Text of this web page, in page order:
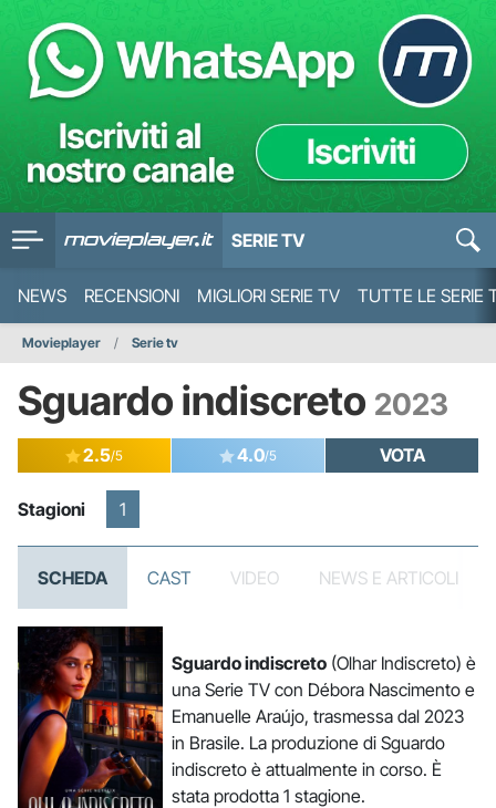
SERIE TV
NEWS RECENSIONI MIGLIORI SERIE TV TUTTE LE SERIE
Movieplayer Serie tv
Sguardo indiscreto 2023
2.5/5 4.0/5 VOTA
Stagioni 1
SCHEDA CAST VIDEO NEWS E ARTICOLI
Sguardo indiscreto(Olhar Indiscreto) è
una Serie TV con Débora Nascimento e
Emanuelle Araújo, trasmessa dal 2023
in Brasile. La produzione di Sguardo
indiscreto è attualmente in corso. È
stata prodotta 1 stagione.